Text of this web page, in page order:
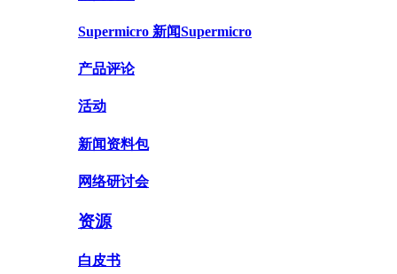
Supermicro 新闻Supermicro
产品评论
活动
新闻资料包
网络研讨会
资源
白皮书